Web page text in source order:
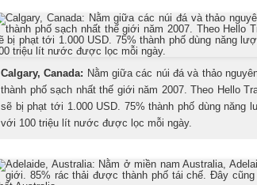
Calgary, Canada: Nằm giữa các núi đá và thảo
thành phố sạch nhất thế giới năm 2007. Theo Hello
sẽ bị phạt tới 1.000 USD. 75% thành phố dùng
với 100 triệu lít nước được lọc mỗi ngày.